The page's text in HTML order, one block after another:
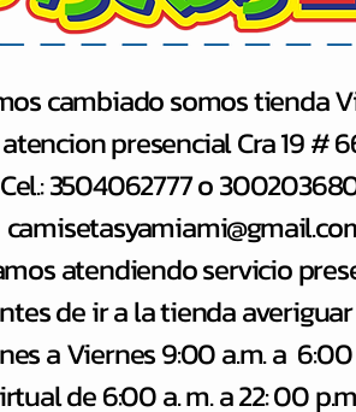
cambiado somos tienda
presencial Cra 19 #
Cel.: 3504062777 o
atendiendo servicio
de ir a la tienda
a Viernes 9:00 a.m. a 6:00
de 6:00 a​. m. a 22: 00